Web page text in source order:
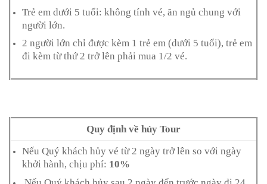
Trẻ em dưới 5 tuổi: không tính vé, ăn ngủ chung với
người lớn.
2 người lớn chỉ được kèm 1 trẻ em (dưới 5 tuổi), trẻ em
đi kèm từ thứ 2 trở lên phải mua 1/2 vé.
Quy định về hủy Tour
Nếu Quý khách hủy vé từ 2 ngày trở lên so với ngày
khởi hành, chịu phí: 10%